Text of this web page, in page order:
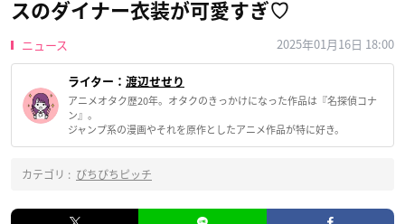
スのダイナー衣装が可愛すぎ♡
ニュース 2025年01月16日 18:00
ライター： 渡辺せせり
アニメオタク歴20年。オタクのきっかけになった作品は『名探偵コナ
ン』。
ジャンプ系の漫画やそれを原作としたアニメ作品が特に好き。
カテゴリ : ぴちぴちピッチ